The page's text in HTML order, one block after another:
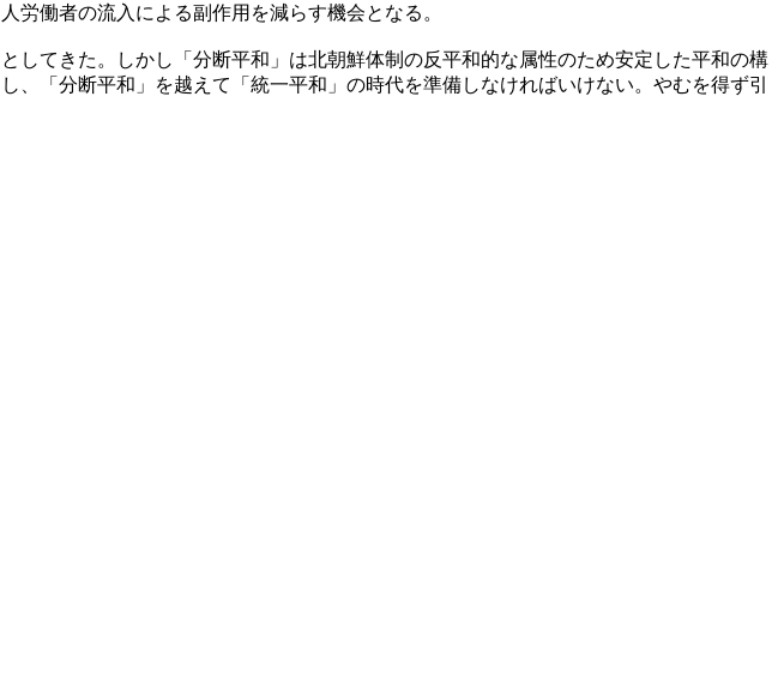
労働者の流入による副作用を減らす機会となる。
てきた。しかし「分断平和」は北朝鮮体制の反平和的な属性のため安定した平和の構
「分断平和」を越えて「統一平和」の時代を準備しなければいけない。やむを得ず引